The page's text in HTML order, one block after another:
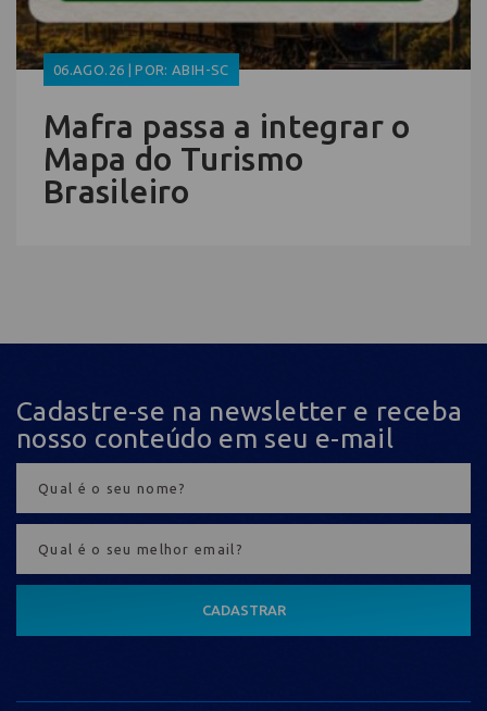
06.AGO.26 | POR: ABIH-SC
Mafra passa a integrar o
Mapa do Turismo
Brasileiro
Cadastre-se na newsletter e receba
nosso conteúdo em seu e-mail
CADASTRAR